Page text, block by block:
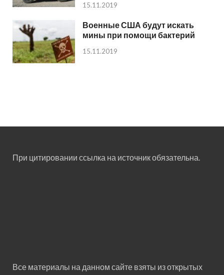
15.11.2019
Военные США будут искать
мины при помощи бактерий
15.11.2019
При цитировании ссылка на источник обязательна.
Все материалы на данном сайте взяты из открытых